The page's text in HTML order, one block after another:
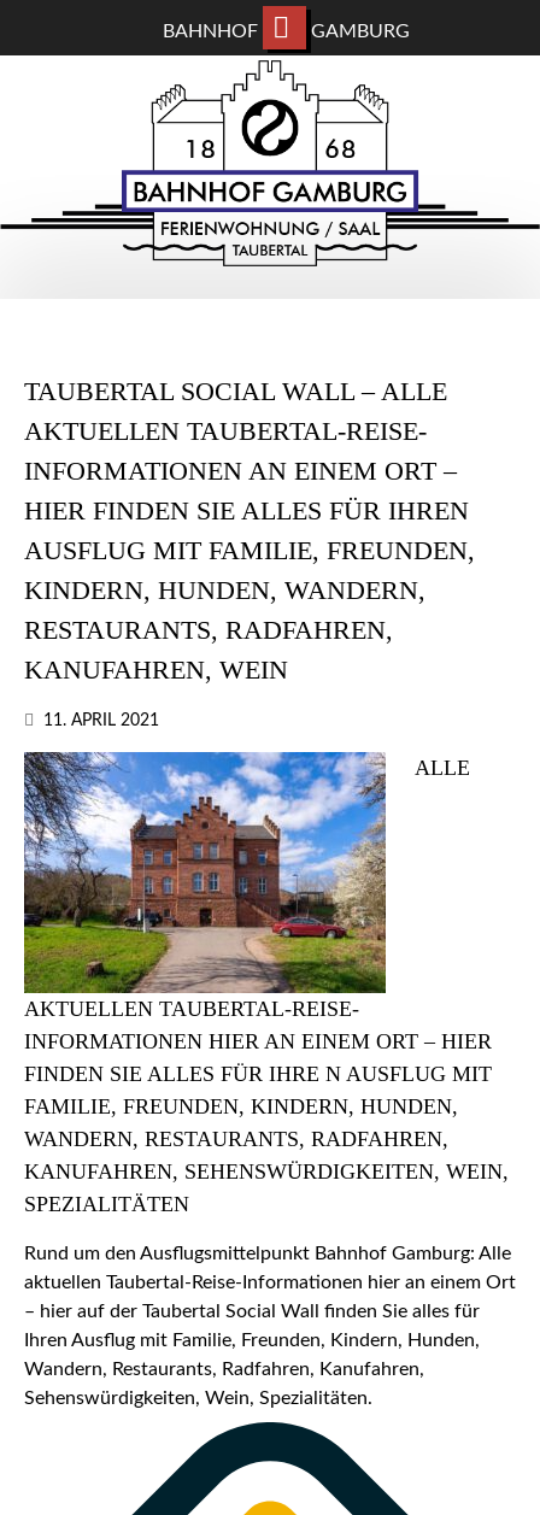
BAHNHOF GAMBURG
BAHNHOF GAMBURG
Ferienwohnung und Eventsaal im Taubertal
TAUBERTAL SOCIAL WALL – ALLE
AKTUELLEN TAUBERTAL-REISE-
INFORMATIONEN AN EINEM ORT –
HIER FINDEN SIE ALLES FÜR IHREN
AUSFLUG MIT FAMILIE, FREUNDEN,
KINDERN, HUNDEN, WANDERN,
RESTAURANTS, RADFAHREN,
KANUFAHREN, WEIN
11. APRIL 2021
ALLE
AKTUELLEN TAUBERTAL-REISE-
INFORMATIONEN HIER AN EINEM ORT – HIER
FINDEN SIE ALLES FÜR IHRE N AUSFLUG MIT
FAMILIE, FREUNDEN, KINDERN, HUNDEN,
WANDERN, RESTAURANTS, RADFAHREN,
KANUFAHREN, SEHENSWÜRDIGKEITEN, WEIN,
SPEZIALITÄTEN
Rund um den Ausflugsmittelpunkt Bahnhof Gamburg: Alle
aktuellen Taubertal-Reise-Informationen hier an einem Ort
– hier auf der Taubertal Social Wall finden Sie alles für
Ihren Ausflug mit Familie, Freunden, Kindern, Hunden,
Wandern, Restaurants, Radfahren, Kanufahren,
Sehenswürdigkeiten, Wein, Spezialitäten.